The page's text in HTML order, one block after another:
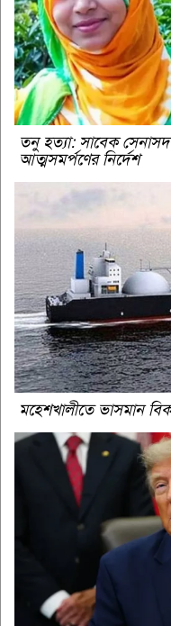
তনু হত্যা: সাবেক
আত্মসমর্পণের নির্দেশ
মহেশখালীতে ভাসমান